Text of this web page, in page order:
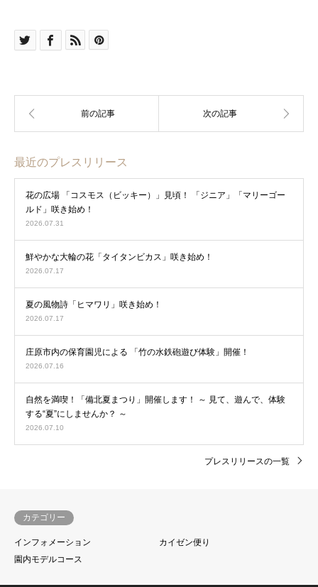
最近のプレスリリース
花の広場 「コスモス（ビッキー）」見頃！ 「ジニア」「マリーゴー
ルド」咲き始め！
2026.07.31
鮮やかな大輪の花「タイタンビカス」咲き始め！
2026.07.17
夏の風物詩「ヒマワリ」咲き始め！
2026.07.17
庄原市内の保育園児による 「竹の水鉄砲遊び体験」開催！
2026.07.16
自然を満喫！「備北夏まつり」開催します！ ～ 見て、遊んで、体験
する“夏”にしませんか？ ～
2026.07.10
プレスリリースの一覧
カテゴリー
インフォメーション
カイゼン便り
園内モデルコース